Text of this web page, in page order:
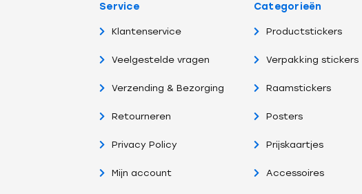
Service
Klantenservice
Veelgestelde vragen
Verzending & Bezorging
Retourneren
Privacy Policy
Mijn account
Categorieën
Productstickers
Verpakking stickers
Raamstickers
Posters
Prijskaartjes
Accessoires